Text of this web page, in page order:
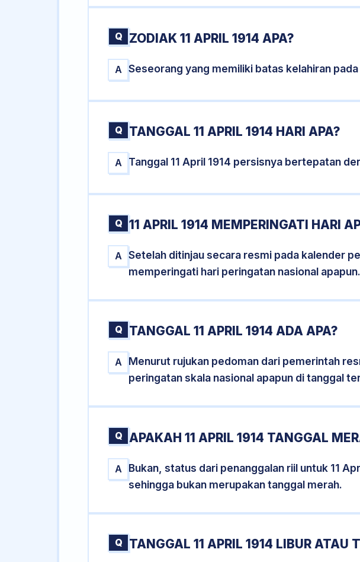
Q ZODIAK 11 APRIL 1914 APA?
A Seseorang yang memiliki batas kelahiran
Q TANGGAL 11 APRIL 1914 HARI APA?
A Tanggal 11 April 1914 persisnya bertepatan
Q 11 APRIL 1914 MEMPERINGATI HARI
A
Setelah ditinjau secara resmi pada kalender
memperingati hari peringatan nasional apapun.
Q TANGGAL 11 APRIL 1914 ADA APA?
A
Menurut rujukan pedoman dari pemerintah
peringatan skala nasional apapun di tanggal
Q APAKAH 11 APRIL 1914 TANGGAL
A
Bukan, status dari penanggalan riil untuk 11
sehingga bukan merupakan tanggal merah.
Q TANGGAL 11 APRIL 1914 LIBUR ATAU